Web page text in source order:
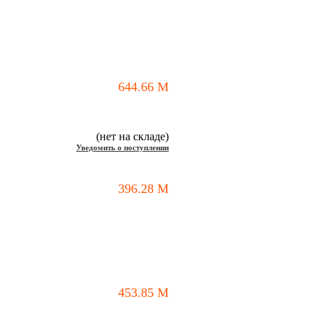
644.66 M
(нет на складе)
Уведомить о поступлении
396.28 M
453.85 M